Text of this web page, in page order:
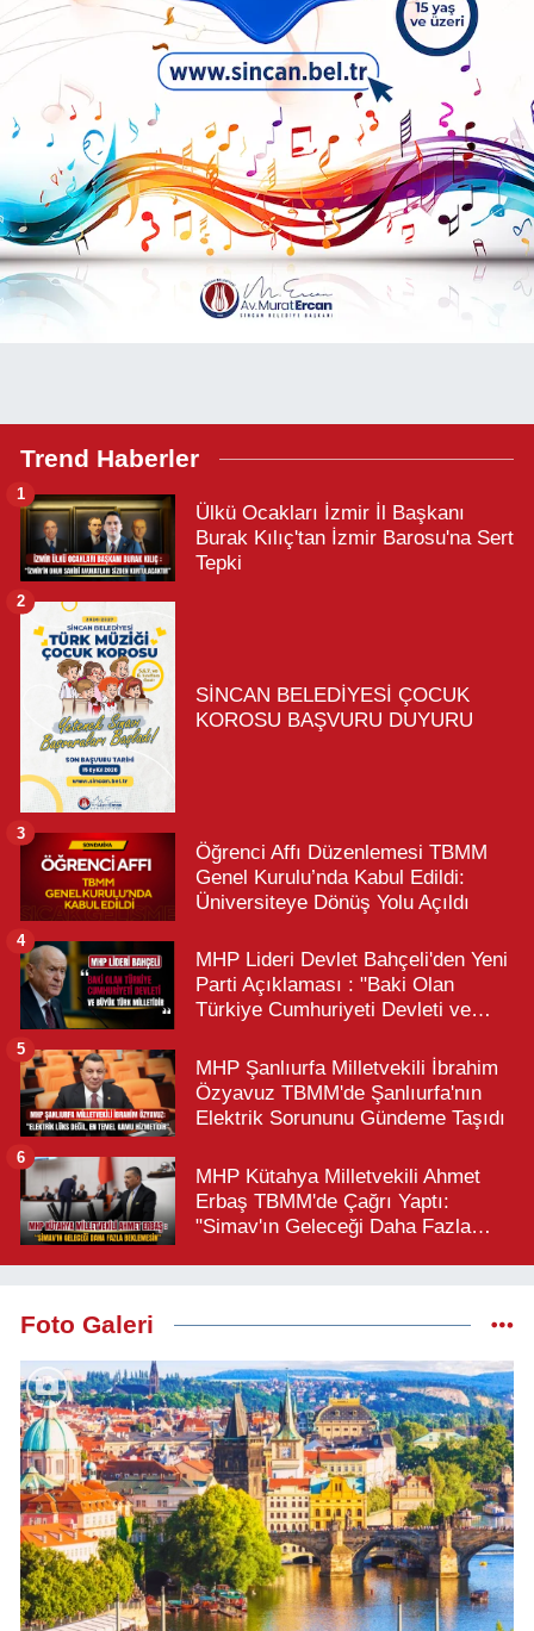
Trend Haberler
Ülkü Ocakları İzmir İl Başkanı
Burak Kılıç'tan İzmir Barosu'na Sert
Tepki
1
SİNCAN BELEDİYESİ ÇOCUK
KOROSU BAŞVURU DUYURU
2
Öğrenci Affı Düzenlemesi TBMM
Genel Kurulu’nda Kabul Edildi:
Üniversiteye Dönüş Yolu Açıldı
3
MHP Lideri Devlet Bahçeli'den Yeni
Parti Açıklaması : "Baki Olan
Türkiye Cumhuriyeti Devleti ve
4
MHP Şanlıurfa Milletvekili İbrahim
Özyavuz TBMM'de Şanlıurfa'nın
Elektrik Sorununu Gündeme Taşıdı
5
MHP Kütahya Milletvekili Ahmet
Erbaş TBMM'de Çağrı Yaptı:
"Simav'ın Geleceği Daha Fazla
6
Foto Galeri